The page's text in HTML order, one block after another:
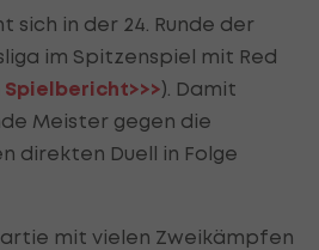
sich in der 24. Runde der
im Spitzenspiel mit Red
Spielbericht>>>). Damit
Meister gegen die
direkten Duell in Folge
mit vielen Zweikämpfen